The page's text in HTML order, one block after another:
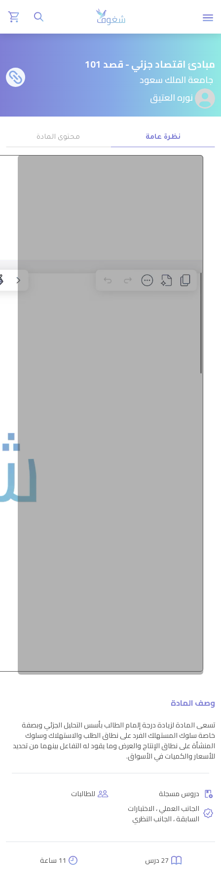
مبادئ اقتصاد جزئي - قصد 101
جامعة الملك سعود
نوره العتيق
نظرة عامة محتوى المادة
وصف المادة
تسعى المادة لزيادة درجة إلمام الطالب بأسس التحليل الجزئي وبصفة
خاصة سلوك المستهلك الفرد على نطاق الطلب والاستهلاك وسلوك
المنشأة على نطاق الإنتاج والعرض وما يقود له التفاعل بينهما من تحديد
للأسعار والكميات في الأسواق.
دروس مسجلة
للطالبات
الجانب العملي ، الاختبارات
السابقة ، الجانب النظري
27 درس 11 ساعة